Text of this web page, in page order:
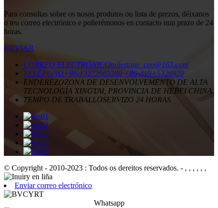
Para consultas sobre os nosos produtos ou lista de prezos, déixanos
o teu correo electrónico e poñerémonos en contacto nun prazo de 24
horas.
ENVIAR
CORREO ELECTRÓNICOmilestone_ceo@163.com
TELÉFONO+86-13273665388 +86-319+5326929
ENDEREZOZONA DE DESENVOLVEMENTO DE ALTA
TECNOLOGÍA XINGTAI, PROVINCIA DE HEBEI CHINA.
TEMPO DE TRABALLOSERVIZO 24 HORAS
© Copyright - 2010-2023 : Todos os dereitos reservados. - , , , , , ,
Enviar correo electrónico
Whatsapp